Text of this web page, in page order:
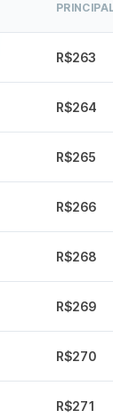
R$263
R$264
R$265
R$266
R$268
R$269
R$270
R$271